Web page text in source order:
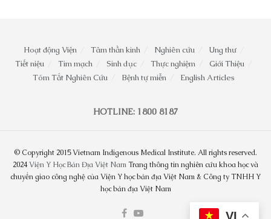
Hoạt động Viện Tâm thần kinh Nghiên cứu
Ung thư
Tiết niệu
Tim mạch Sinh dục Thực nghiệm
Giới Thiệu
Tóm Tắt Nghiên Cứu
Bệnh tự miễn English Articles
HOTLINE: 1800 8187
© Copyright 2015 Vietnam Indigenous Medical Institute. All rights reserved.
2024Viện Y Học Bản Địa Việt NamTrang thông tin nghiên cứu khoa học và
chuyển giao công nghệ của Viện Y học bản địa Việt Nam & Công ty TNHH Y
học bản địa Việt Nam
VI